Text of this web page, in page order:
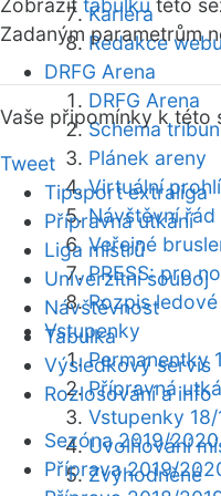
Kariéra
Redakce
DRFG Arena
DRFG Arena
Schéma tribun
Plánek areny
Virtuální
Návštěvní řád
Veřejné
PRESS: pro
Rozpis
Vstupenky
Permanentky
Přípravná
Vstupenky 18/
Uvolňování
Zvýhodněné
Zobrazit tabulku této
Zadaným parametrům
Vaše připomínky k této
Tweet
Tipsport extraliga
Přípravná utkání
Liga mistrů
Univerzitní souboj
Návštěvnost
Tabulka
Výsledkový servis
Rozlosování a info
Sezóna 2019/2020
Příprava 2019/